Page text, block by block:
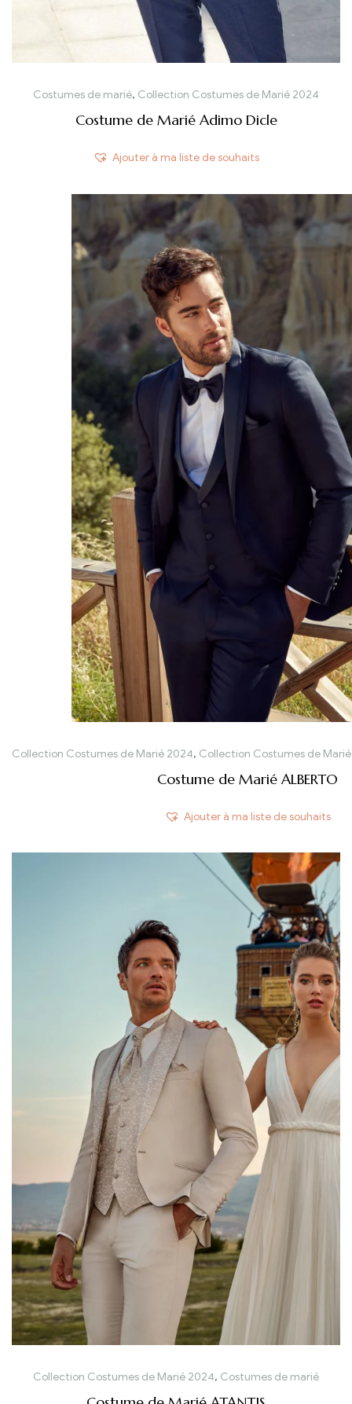
Costumes de marié, Collection Costumes de Marié 2024
Costume de Marié Adimo Dicle
Ajouter à ma liste de souhaits
Collection Costumes de Marié 2024, Collection Costumes de
Costume de Marié ALBERTO
Ajouter à ma liste de souhaits
Collection Costumes de Marié 2024, Costumes de marié